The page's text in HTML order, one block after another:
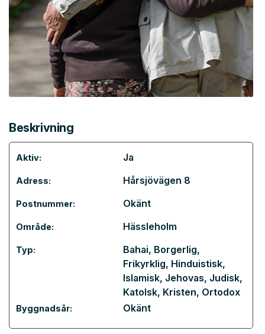
Beskrivning
Aktiv: Ja
Adress: Hårsjövägen 8
Postnummer: Okänt
Område: Hässleholm
Typ: Bahai, Borgerlig,
Frikyrklig, Hinduistisk,
Islamisk, Jehovas, Judisk,
Katolsk, Kristen, Ortodox
Byggnadsår: Okänt